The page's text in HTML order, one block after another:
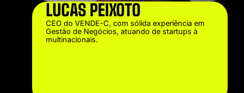
LUCAS PEIXOTO
CEO do VENDE-C, com sólida experiência em
Gestão de Negócios, atuando de startups à
multinacionais.